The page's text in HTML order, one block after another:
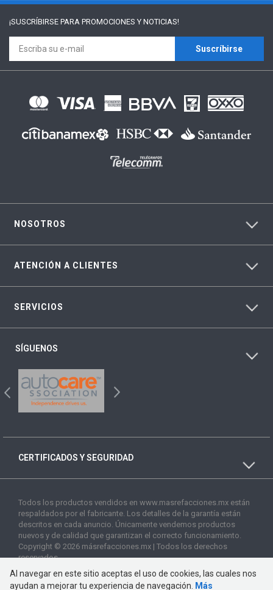
¡SUSCRÍBIRSE PARA PROMOCIONES Y NOTICIAS!
Suscríbirse
NOSOTROS
ATENCIÓN A CLIENTES
SERVICIOS
SÍGUENOS
CERTIFICADOS Y SEGURIDAD
Todos los productos vendidos en www.masrefacciones.mx están
respaldados por el fabricante. Los detalles de la garantía están
descritos en cada anuncio. Únicamente vendemos productos
nuevos y de calidad que garantizan el correcto funcionamiento.
Copyright © 2026 másrefacciones.mx | Todos los derechos
reservados
Al navegar en este sitio aceptas el uso de cookies, las cuales nos
ayudan a mejorar tu experiencia de navegación.
Más